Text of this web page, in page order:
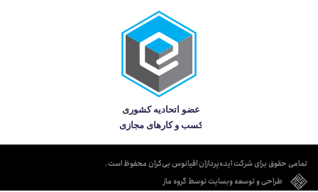
تمامی حقوق برای شرکت ایده‌پردازان اقیانوس بی‌کران محفوظ است.
طراحی و توسعه وبسایت توسط گروه ماز